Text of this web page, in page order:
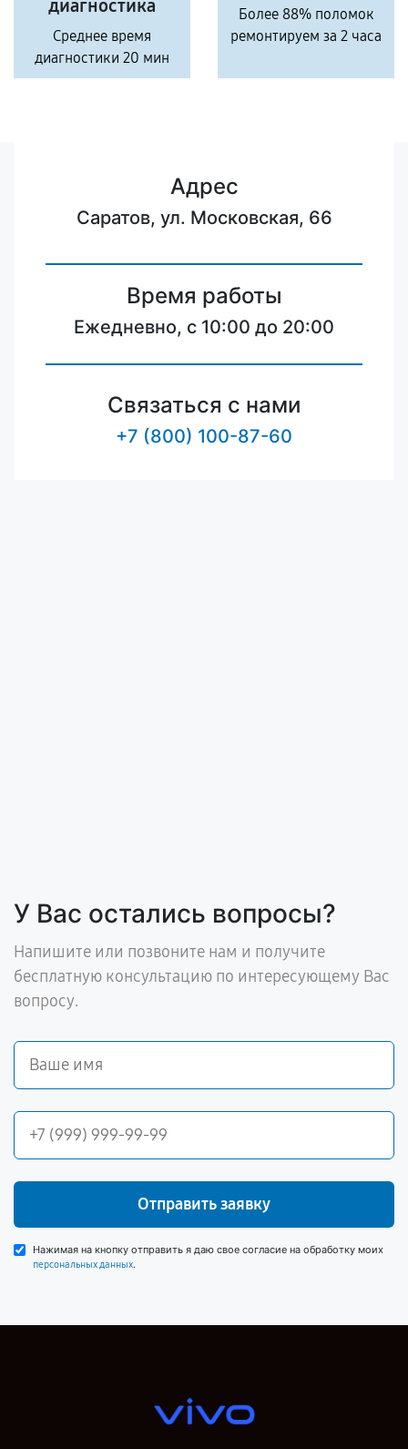
диагностика
Среднее время
диагностики 20 мин
Более 88% поломок
ремонтируем за 2 часа
Адрес
Саратов, ул. Московская, 66
Время работы
Ежедневно, с 10:00 до 20:00
Связаться с нами
+7 (800) 100-87-60
У Вас остались вопросы?
Напишите или позвоните нам и получите
бесплатную консультацию по интересующему Вас
вопросу.
Отправить заявку
Нажимая на кнопку отправить я даю свое согласие на обработку моих
персональных данных.